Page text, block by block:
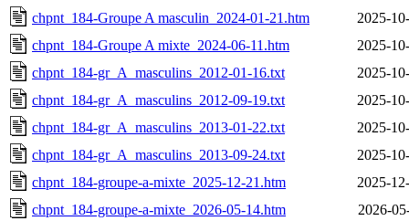
chpnt_184-Groupe A masculin_2024-01-21.htm
2025-
chpnt_184-Groupe A mixte_2024-06-11.htm
2025-
chpnt_184-gr_A_masculins_2012-01-16.txt
2025-
chpnt_184-gr_A_masculins_2012-09-19.txt
2025-
chpnt_184-gr_A_masculins_2013-01-22.txt
2025-
chpnt_184-gr_A_masculins_2013-09-24.txt
2025-
chpnt_184-groupe-a-mixte_2025-12-21.htm
2025-
chpnt_184-groupe-a-mixte_2026-05-14.htm
2026-